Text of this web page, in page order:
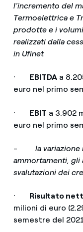
l’incremento del
Termoelettrica e
prodotte e i
realizzati dalla
in Ufinet
· EBITDA a
euro nel primo
· EBIT a 3.902
euro nel primo
- la
ammortamenti, gli
svalutazioni dei
· Risultato
milioni di euro
semestre del